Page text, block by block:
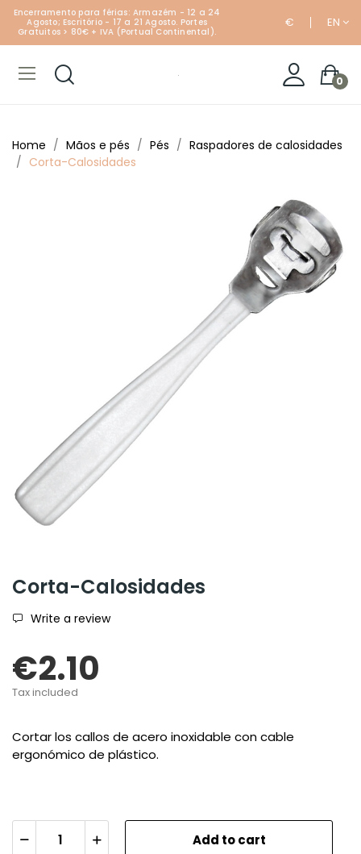
Encerramento para férias: Armazém - 12 a 24
Agosto; Escritório - 17 a 21 Agosto. Portes
Gratuitos > 80€ + IVA (Portual Continental).
€ EN
0
Home Mãos e pés Pés
Raspadores de calosidades
Corta-Calosidades
Corta-Calosidades
Write a review
€2.10
Tax included
Cortar los callos de acero inoxidable con cable
ergonómico de plástico.
Add to cart